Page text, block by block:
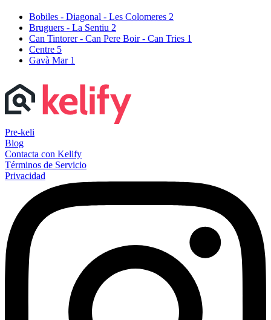
Bobiles - Diagonal - Les Colomeres 2
Bruguers - La Sentiu 2
Can Tintorer - Can Pere Boir - Can Tries 1
Centre 5
Gavà Mar 1
Pre-keli
Blog
Contacta con Kelify
Términos de Servicio
Privacidad